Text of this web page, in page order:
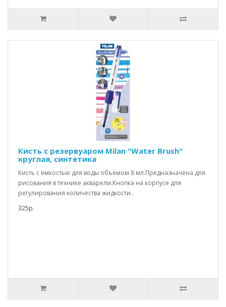
Кисть с резервуаром Milan "Water Brush"
круглая, синтетика
Кисть с емкостью для воды объемом 8 мл.Предназначена для
рисования в технике акварели.Кнопка на корпусе для
регулирования количества жидкости..
325р.